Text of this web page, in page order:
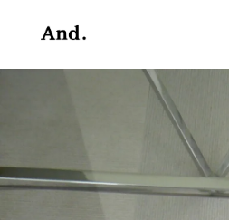
您的購物車目
繼續購物